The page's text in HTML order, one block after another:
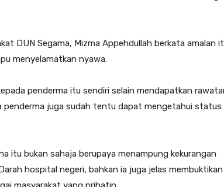
DUN Segama, Mizma Appehdullah berkata amalan
menyelamatkan nyawa.
penderma itu sendiri selain mendapatkan
penderma juga sudah tentu dapat mengetahui status
itu bukan sahaja berupaya menampung kekurangan
hospital negeri, bahkan ia juga jelas